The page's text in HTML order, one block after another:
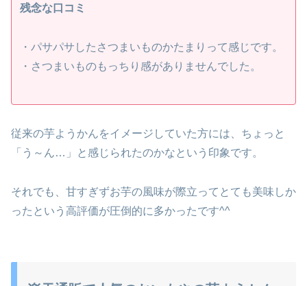
残念な口コミ
・パサパサしたさつまいものかたまりって感じです。
・さつまいものもっちり感がありませんでした。
従来の芋ようかんをイメージしていた方には、ちょっと
「う～ん…」と感じられたのかなという印象です。
それでも、甘すぎずお芋の風味が際立ってとても美味しか
ったという高評価が圧倒的に多かったです^^